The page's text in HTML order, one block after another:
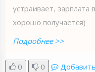
устраивает, зарплата
хорошо получается)
Подробнее >>
0 0